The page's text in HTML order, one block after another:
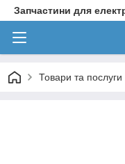
Запчастини для
Товари та послуги